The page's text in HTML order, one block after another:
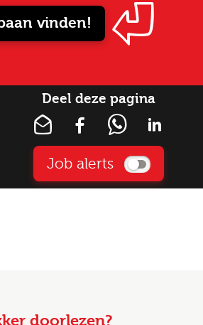
vinden!
Deel deze pagina
Job alerts
doorlezen?